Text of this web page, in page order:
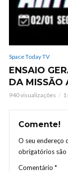
Space Today TV
ENSAIO
DA MISSÃO
940 visualizações
Comente!
O seu endereço
obrigatórios são
Comentário *